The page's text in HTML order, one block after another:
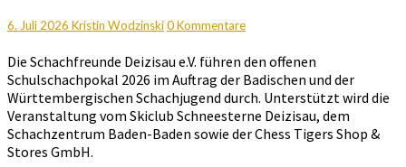
2026
Deizisau
6. Juli 2026 Kristin WodzinskiKommentare
0 Kommentare
Die Schachfreunde Deizisau e.V. führen den offenen
Schulschachpokal 2026 im Auftrag der Badischen und der
Württembergischen Schachjugend durch. Unterstützt wird die
Veranstaltung vom Skiclub Schneesterne Deizisau, dem
Schachzentrum Baden-Baden sowie der Chess Tigers Shop &
Stores GmbH.